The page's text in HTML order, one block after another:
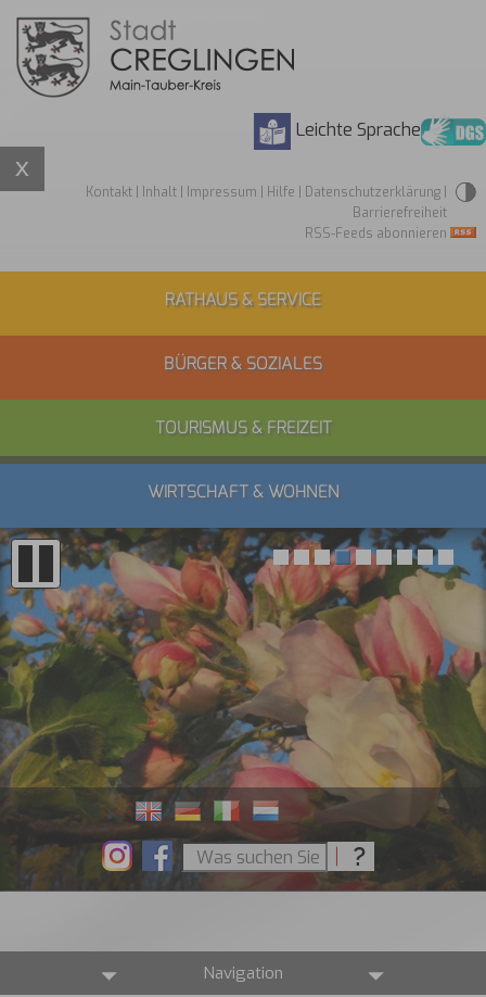
Leichte Sprache
Kontakt| Inhalt| Impressum Hilfe Datenschutzerklärung|
Barrierefreiheit
RSS-Feeds abonnieren
RATHAUS & SERVICE
BÜRGER & SOZIALES
TOURISMUS & FREIZEIT
WIRTSCHAFT & WOHNEN
Navigation